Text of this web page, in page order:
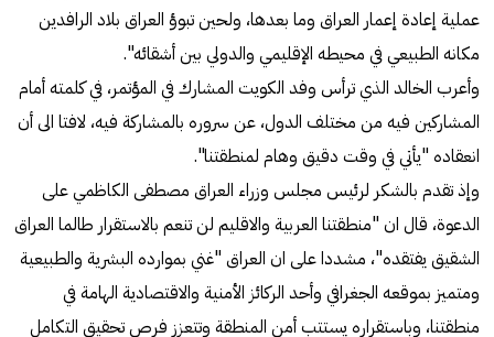
عملية إعادة إعمار العراق وما بعدها، ولحين تبوؤ العراق بلاد الرافدين
مكانه الطبيعي في محيطه الإقليمي والدولي بين أشقائه".
وأعرب الخالد الذي ترأس وفد الكويت المشارك في المؤتمر، في كلمته أمام
المشاركين فيه من مختلف الدول، عن سروره بالمشاركة فيه، لافتا الى أن
انعقاده "يأتي في وقت دقيق وهام لمنطقتنا".
وإذ تقدم بالشكر لرئيس مجلس وزراء العراق مصطفى الكاظمي على
الدعوة، قال ان "منطقتنا العربية والاقليم لن تنعم بالاستقرار طالما العراق
الشقيق يفتقده"، مشددا على ان العراق "غني بموارده البشرية والطبيعية
ومتميز بموقعه الجغرافي وأحد الركائز الأمنية والاقتصادية الهامة في
منطقتنا، وباستقراره يستتب أمن المنطقة وتتعزز فرص تحقيق التكامل